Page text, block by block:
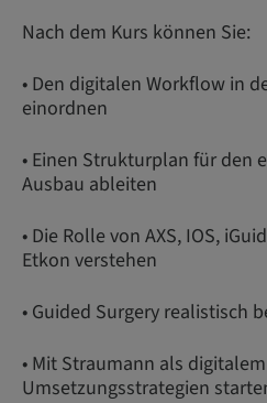
Nach dem Kurs können Sie:
• Den digitalen Workflow in
einordnen
• Einen Strukturplan für den
Ausbau ableiten
• Die Rolle von AXS, IOS,
Etkon verstehen
• Guided Surgery realistisch
• Mit Straumann als
Umsetzungsstrategien